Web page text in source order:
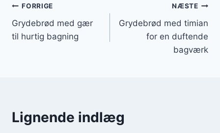
Indlægsnavigation
FORRIGE
Grydebrød med gær
til hurtig bagning
NÆSTE
Grydebrød med timian
for en duftende
bagværk
Lignende indlæg